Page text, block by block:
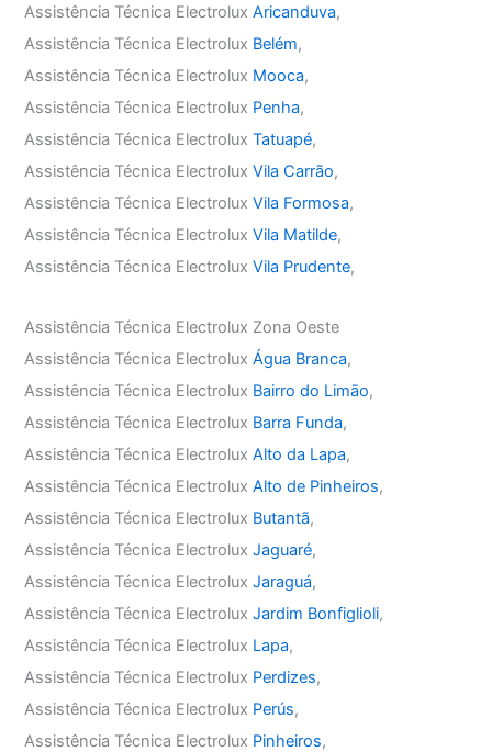
Assistência Técnica ElectroluxAricanduva,
Assistência Técnica Electrolux Belém,
Assistência Técnica Electrolux Mooca,
Assistência Técnica Electrolux Penha,
Assistência Técnica ElectroluxTatuapé,
Assistência Técnica ElectroluxVila Carrão,
Assistência Técnica ElectroluxVila Formosa,
Assistência Técnica ElectroluxVila Matilde,
Assistência Técnica ElectroluxVila Prudente,
Assistência Técnica Electrolux Zona Oeste
Assistência Técnica ElectroluxÁgua Branca,
Assistência Técnica Electrolux Bairro do Limão,
Assistência Técnica Electrolux Barra Funda,
Assistência Técnica ElectroluxAlto da Lapa,
Assistência Técnica ElectroluxAlto de Pinheiros,
Assistência Técnica Electrolux Butantã,
Assistência Técnica ElectroluxJaguaré,
Assistência Técnica ElectroluxJaraguá,
Assistência Técnica ElectroluxJardim Bonfiglioli,
Assistência Técnica Electrolux Lapa,
Assistência Técnica Electrolux Perdizes,
Assistência Técnica Electrolux Perús,
Assistência Técnica Electrolux Pinheiros,